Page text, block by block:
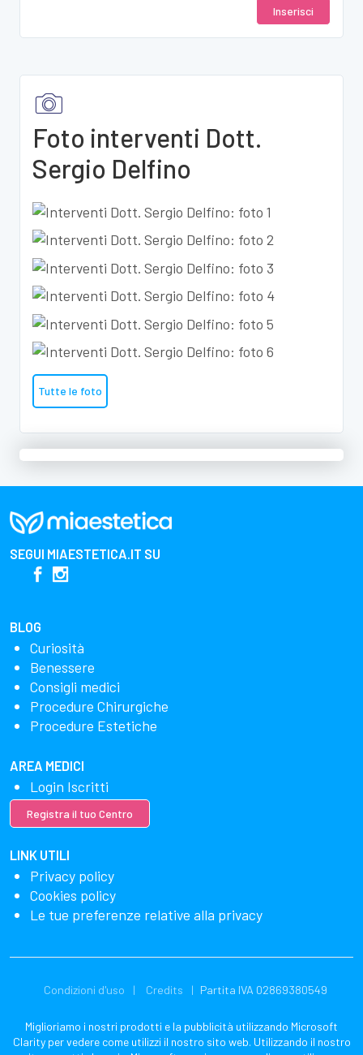
Inserisci
Foto interventi Dott.
Sergio Delfino
Tutte le foto
SEGUI MIAESTETICA.IT SU
BLOG
Curiosità
Benessere
Consigli medici
Procedure Chirurgiche
Procedure Estetiche
AREA MEDICI
Login Iscritti
Registra il tuo Centro
LINK UTILI
Privacy policy
Cookies policy
Le tue preferenze relative alla privacy
Condizioni d'uso Credits Partita IVA 02869380549
Miglioriamo i nostri prodotti e la pubblicità utilizzando Microsoft
Clarity per vedere come utilizzi il nostro sito web. Utilizzando il nostro